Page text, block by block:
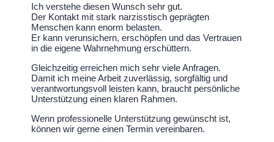
Ich verstehe diesen Wunsch sehr gut.
Der Kontakt mit stark narzisstisch geprägten
Menschen kann enorm belasten.
Er kann verunsichern, erschöpfen und das Vertrauen
in die eigene Wahrnehmung erschüttern.
Gleichzeitig erreichen mich sehr viele Anfragen.
Damit ich meine Arbeit zuverlässig, sorgfältig und
verantwortungsvoll leisten kann, braucht persönliche
Unterstützung einen klaren Rahmen.
Wenn professionelle Unterstützung gewünscht ist,
können wir gerne einen Termin vereinbaren.